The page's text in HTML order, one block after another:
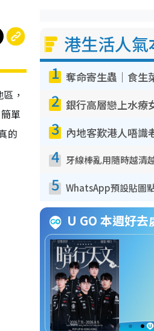
，
單
的
港生活人
1
2
3
4
5
U GO 本週好去